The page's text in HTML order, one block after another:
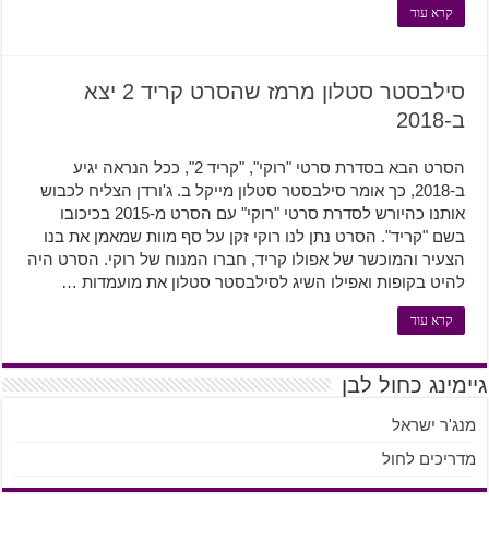
קרא עוד
סילבסטר סטלון מרמז שהסרט קריד 2 יצא
ב-2018
הסרט הבא בסדרת סרטי "רוקי", "קריד 2", ככל הנראה יגיע
ב-2018, כך אומר סילבסטר סטלון מייקל ב. ג'ורדן הצליח לכבוש
אותנו כהיורש לסדרת סרטי "רוקי" עם הסרט מ-2015 בכיכובו
בשם "קריד". הסרט נתן לנו רוקי זקן על סף מוות שמאמן את בנו
הצעיר והמוכשר של אפולו קריד, חברו המנוח של רוקי. הסרט היה
להיט בקופות ואפילו השיג לסילבסטר סטלון את מועמדות …
קרא עוד
גיימינג כחול לבן
מנג'ר ישראל
מדריכים לחול